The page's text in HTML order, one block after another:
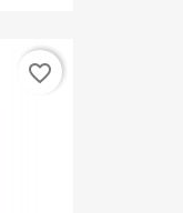
favorite_border